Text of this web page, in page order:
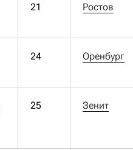
21 Ростов
24 Оренбург
25 Зенит